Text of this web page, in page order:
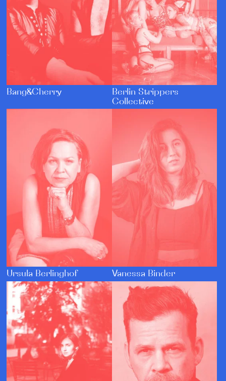
Bang&Cherry
Berlin Strippers
Collective
Ursula Berlinghof Vanessa Binder